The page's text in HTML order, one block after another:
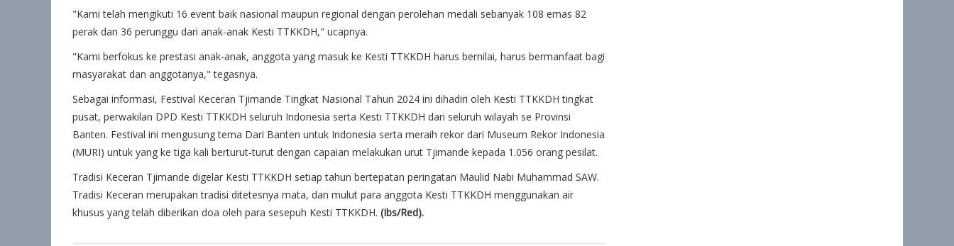
"Kami telah mengikuti 16 event baik nasional maupun regional dengan perolehan medali sebanyak 108 emas 82
perak dan 36 perunggu dari anak-anak Kesti TTKKDH," ucapnya.
"Kami berfokus ke prestasi anak-anak, anggota yang masuk ke Kesti TTKKDH harus bernilai, harus bermanfaat bagi
masyarakat dan anggotanya," tegasnya.
Sebagai informasi, Festival Keceran Tjimande Tingkat Nasional Tahun 2024 ini dihadiri oleh Kesti TTKKDH tingkat
pusat, perwakilan DPD Kesti TTKKDH seluruh Indonesia serta Kesti TTKKDH dari seluruh wilayah se Provinsi
Banten. Festival ini mengusung tema Dari Banten untuk Indonesia serta meraih re­kor dari Mu­seum Rekor In­­donesia
(MURI) untuk yang ke tiga ka­li berturut-turut dengan capaian melakukan urut Tjimande kepada 1.056 orang pesilat.
Tradisi Keceran Tjimande digelar Kesti TTKKDH setiap tahun bertepatan peringatan Maulid Nabi Muhammad SAW.
Tradisi Keceran merupakan tradisi ditetesnya mata, dan mulut para anggota Kesti TTKKDH menggunakan air
khusus yang telah diberikan doa oleh para sesepuh Kesti TTKKDH. (Ibs/Red).